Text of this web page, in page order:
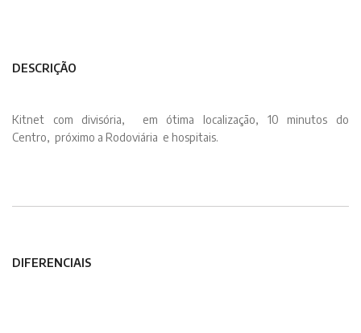
DESCRIÇÃO
Kitnet com divisória, em ótima localização, 10 minutos do
Centro, próximo a Rodoviária e hospitais.
DIFERENCIAIS